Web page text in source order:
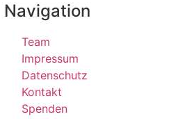
Navigation
Team
Impressum
Datenschutz
Kontakt
Spenden